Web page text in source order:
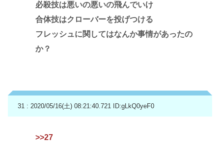
必殺技は悪いの悪いの飛んでいけ
合体技はクローバーを投げつける
フレッシュに関してはなんか事情があったの
か？
31 : 2020/05/16(土) 08:21:40.721 ID:gLkQ0yeF0
>>27